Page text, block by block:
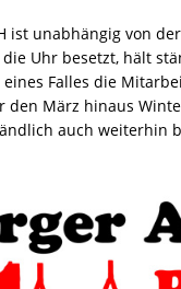
ist unabhängig von
Uhr besetzt, hält
Falles die
den März hinaus
auch weiterhin